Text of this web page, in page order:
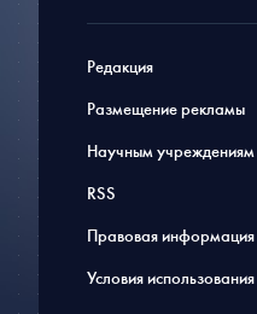
Редакция
Размещение рекламы
Научным учреждениям
RSS
Правовая информация
Условия использования